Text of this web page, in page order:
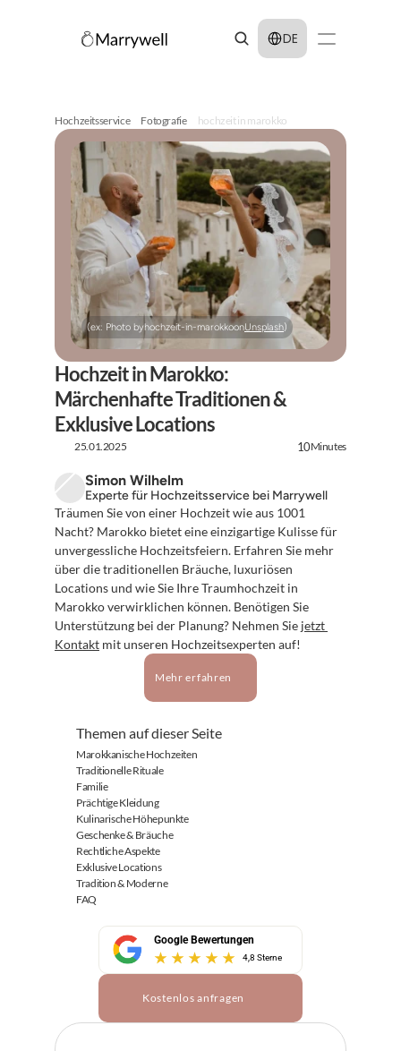
Select Language
DE
Hochzeitsservice Fotografie hochzeit in marokko
(ex: Photo byhochzeit-in-marokkoonUnsplash)
Hochzeit in Marokko:
Märchenhafte Traditionen &
Exklusive Locations
25.01.2025 10Minutes
Simon Wilhelm
Experte für Hochzeitsservice bei Marrywell
Träumen Sie von einer Hochzeit wie aus 1001
Nacht? Marokko bietet eine einzigartige Kulisse für
unvergessliche Hochzeitsfeiern. Erfahren Sie mehr
über die traditionellen Bräuche, luxuriösen
Locations und wie Sie Ihre Traumhochzeit in
Marokko verwirklichen können. Benötigen Sie
Unterstützung bei der Planung? Nehmen Sie jetzt
Kontakt mit unseren Hochzeitsexperten auf!
Mehr erfahren
Themen auf dieser Seite
Marokkanische Hochzeiten
Traditionelle Rituale
Familie
Prächtige Kleidung
Kulinarische Höhepunkte
Geschenke & Bräuche
Rechtliche Aspekte
Exklusive Locations
Tradition & Moderne
FAQ
Google Bewertungen
4,8 Sterne
Kostenlos anfragen